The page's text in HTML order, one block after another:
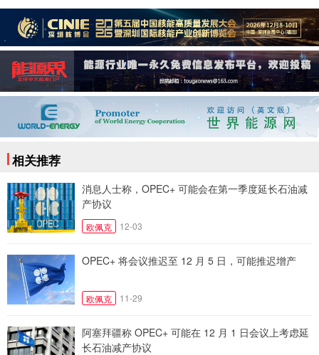
相关推荐
消息人士称，OPEC+ 可能会在第一季度延长石油减
产协议
欧佩克 12-03
OPEC+ 将会议推迟至 12 月 5 日，可能推迟增产
欧佩克 11-29
阿塞拜疆称 OPEC+ 可能在 12 月 1 日会议上考虑延
长石油减产协议